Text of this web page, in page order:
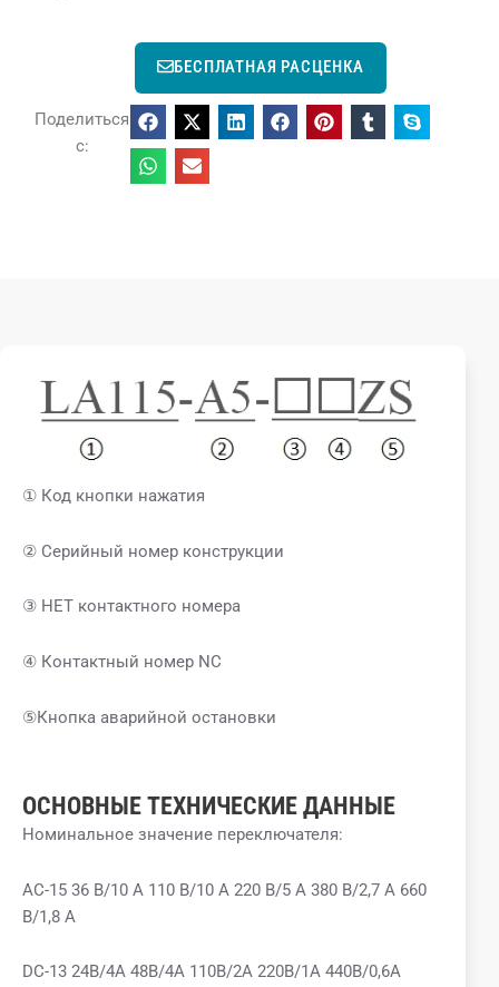
БЕСПЛАТНАЯ РАСЦЕНКА
Поделиться
с:
① Код кнопки нажатия
② Серийный номер конструкции
③ НЕТ контактного номера
④ Контактный номер NC
⑤Кнопка аварийной остановки
ОСНОВНЫЕ ТЕХНИЧЕСКИЕ ДАННЫЕ
Номинальное значение переключателя:
AC-15 36 В/10 А 110 В/10 А 220 В/5 А 380 В/2,7 А 660
В/1,8 А
DC-13 24В/4А 48В/4А 110В/2А 220В/1А 440В/0,6А